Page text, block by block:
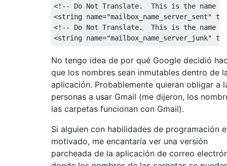
<!-- Do Not Translate.  This is the
<string name="mailbox_name_server_sent"
<!-- Do Not Translate.  This is the
No tengo idea de por qué Google decidió
que los nombres sean inmutables dentro de
aplicación. Probablemente quieran obligar a
personas a usar Gmail (me dijeron, los
las carpetas funcionan con Gmail).
Si alguien con habilidades de programación
motivado, me encantaría ver una versión
parcheada de la aplicación de correo